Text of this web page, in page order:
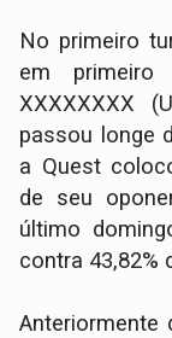
No primeiro
em primeiro
XXXXXXXX
passou longe
a Quest
de seu
último
contra 43,82%
Anteriormente